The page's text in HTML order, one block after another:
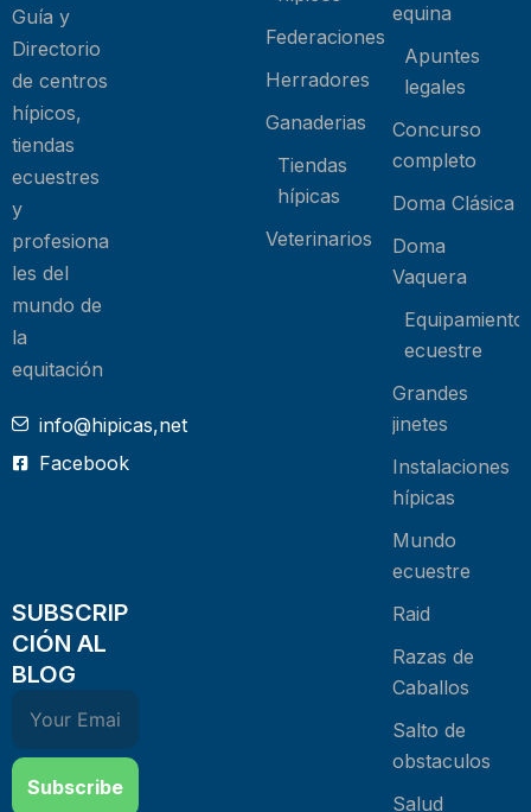
Guía y
Directorio
de centros
hípicos,
tiendas
ecuestres
y
profesiona
les del
mundo de
la
equitación
info@hipicas,net
Facebook
SUBSCRIP
CIÓN AL
BLOG
Subscribe
Federaciones
Herradores
Ganaderias
Tiendas
hípicas
Veterinarios
equina
Apuntes
legales
Concurso
completo
Doma Clásica
Doma
Vaquera
Equipamiento
ecuestre
Grandes
jinetes
Instalaciones
hípicas
Mundo
ecuestre
Raid
Razas de
Caballos
Salto de
obstaculos
Salud